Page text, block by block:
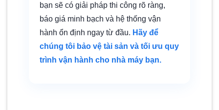
bạn sẽ có giải pháp thi công rõ ràng,
báo giá minh bạch và hệ thống vận
hành ổn định ngay từ đầu. Hãy để
chúng tôi bảo vệ tài sản và tối ưu quy
trình vận hành cho nhà máy bạn.